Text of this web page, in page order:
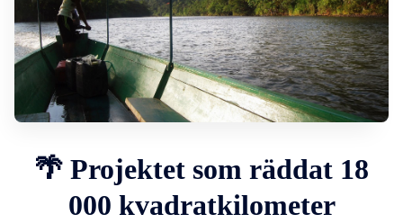
🌴 Projektet som räddat 18
000 kvadratkilometer